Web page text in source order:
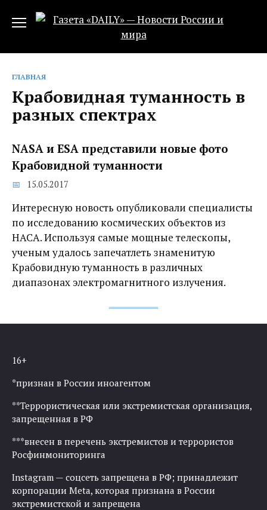
ГЛАВНАЯ
Крабовидная туманность в
разных спектрах
NASA и ESA представили новые фото
Крабовидной туманности
15.05.2017
Интересную новость опубликовали специалисты
по исследованию космических объектов из
НАСА. Используя самые мощные телескопы,
ученым удалось запечатлеть знаменитую
Крабовидную туманность в различных
диапазонах электромагнитного излучения.
16+
*признан в России иноагентом
**Террористическая или экстремистская организация,
запрещенная в РФ
***внесен в перечень экстремистов и террористов
Росфинмониторинга
Instagram — соцсеть запрещена в РФ; принадлежит
корпорации Meta, которая признана в России
экстремистской и запрещена